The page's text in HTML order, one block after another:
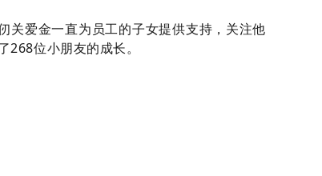
关爱金一直为员工的子女提供支持，关注他
位小朋友的成长。